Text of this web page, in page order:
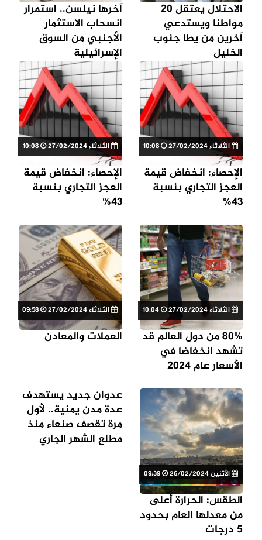
الاحتلال يعتقل 20
مواطنا ويستدعي
آخرين من يطا جنوب
الخليل
آخرها نيلسن.. استمرار
انسحاب الاستثمار
الأجنبي من السوق
الإسرائيلية
الثلاثاء 27/02/2024
الإحصاء: انخفاض قيمة
العجز التجاري بنسبة
43%
الثلاثاء 27/02/2024
الإحصاء: انخفاض قيمة
العجز التجاري بنسبة
43%
الثلاثاء 27/02/2024
80% من دول العالم قد
تشهد انخفاضا في
الأسعار عام 2024
الثلاثاء 27/02/2024
العملات والمعادن
الأثنين 26/02/2024
الطقس: الحرارة أعلى
من معدلها العام بحدود
5 درجات
عدوان جديد يستهدف
عدة مدن يمنية.. لأول
مرة تقصف صنعاء منذ
مطلع الشهر الجاري